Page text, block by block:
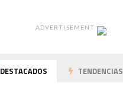
ADVERTISEMENT
DESTACADOS TENDENCIAS